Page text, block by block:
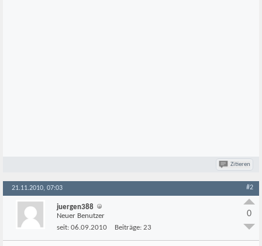
Zitieren
21.11.2010, 07:03 #2
juergen388
Neuer Benutzer
seit: 06.09.2010 Beiträge: 23
0